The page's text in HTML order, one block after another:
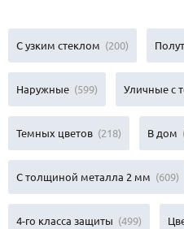
С узким стеклом (200)
Наружные (599) Уличные с
Темных цветов (218) В дом
С толщиной металла 2 мм (609)
4-го класса защиты (499)